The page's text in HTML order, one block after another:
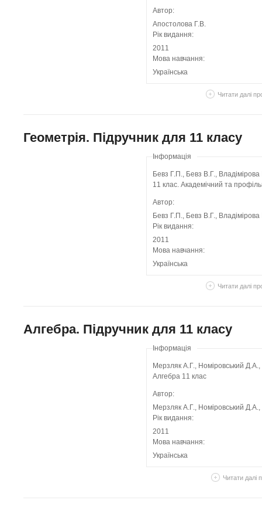
Автор:
Апостолова Г.В.
Рік видання:
2011
Мова навчання:
Українська
Читати далі
Геометрія. Підручник для 11 класу
Інформація
Бевз Г.П., Бевз В.Г.,
11 клас. Академічний та
Автор:
Бевз Г.П., Бевз В.Г.,
Рік видання:
2011
Мова навчання:
Українська
Читати далі
Алгебра. Підручник для 11 класу
Інформація
Мерзляк А.Г., Номіровський
Алгебра 11 клас
Автор:
Мерзляк А.Г., Номіровський
Рік видання:
2011
Мова навчання:
Українська
Читати далі